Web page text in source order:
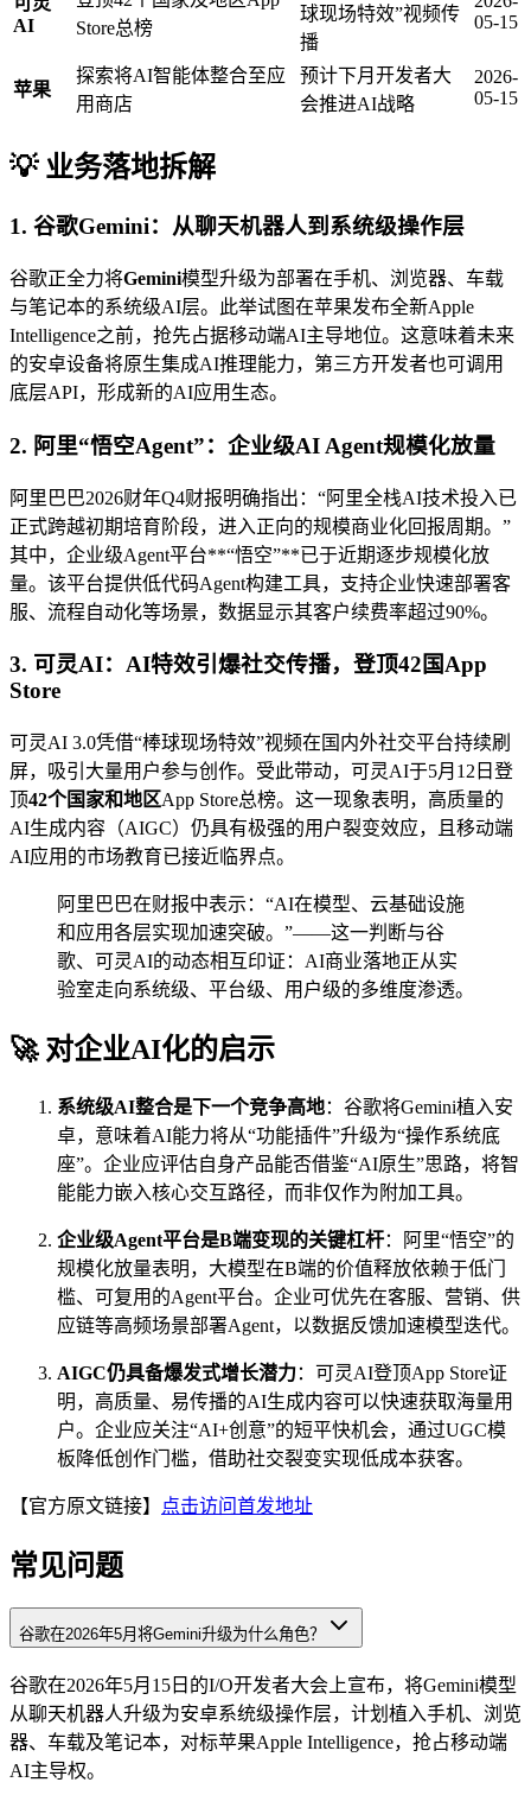
AI
Store总榜
球现场特效”视频传
播
05-15
苹果
探索将AI智能体整合至应
用商店
预计下月开发者大
会推进AI战略
2026-
05-15
💡 业务落地拆解
1. 谷歌Gemini：从聊天机器人到系统级操作层
谷歌正全力将Gemini模型升级为部署在手机、浏览器、车载
与笔记本的系统级AI层。此举试图在苹果发布全新Apple
Intelligence之前，抢先占据移动端AI主导地位。这意味着未来
的安卓设备将原生集成AI推理能力，第三方开发者也可调用
底层API，形成新的AI应用生态。
2. 阿里“悟空Agent”：企业级AI Agent规模化放量
阿里巴巴2026财年Q4财报明确指出：“阿里全栈AI技术投入已
正式跨越初期培育阶段，进入正向的规模商业化回报周期。”
其中，企业级Agent平台**“悟空”**已于近期逐步规模化放
量。该平台提供低代码Agent构建工具，支持企业快速部署客
服、流程自动化等场景，数据显示其客户续费率超过90%。
3. 可灵AI：AI特效引爆社交传播，登顶42国App
Store
可灵AI 3.0凭借“棒球现场特效”视频在国内外社交平台持续刷
屏，吸引大量用户参与创作。受此带动，可灵AI于5月12日登
顶42个国家和地区App Store总榜。这一现象表明，高质量的
AI生成内容（AIGC）仍具有极强的用户裂变效应，且移动端
AI应用的市场教育已接近临界点。
阿里巴巴在财报中表示：“AI在模型、云基础设施
和应用各层实现加速突破。”——这一判断与谷
歌、可灵AI的动态相互印证：AI商业落地正从实
验室走向系统级、平台级、用户级的多维度渗透。
🚀 对企业AI化的启示
系统级AI整合是下一个竞争高地：谷歌将Gemini植入安
卓，意味着AI能力将从“功能插件”升级为“操作系统底
座”。企业应评估自身产品能否借鉴“AI原生”思路，将智
能能力嵌入核心交互路径，而非仅作为附加工具。
企业级Agent平台是B端变现的关键杠杆：阿里“悟空”的
规模化放量表明，大模型在B端的价值释放依赖于低门
槛、可复用的Agent平台。企业可优先在客服、营销、供
应链等高频场景部署Agent，以数据反馈加速模型迭代。
AIGC仍具备爆发式增长潜力：可灵AI登顶App Store证
明，高质量、易传播的AI生成内容可以快速获取海量用
户。企业应关注“AI+创意”的短平快机会，通过UGC模
板降低创作门槛，借助社交裂变实现低成本获客。
【官方原文链接】 点击访问首发地址
常见问题
谷歌在2026年5月将Gemini升级为什么角色？
谷歌在2026年5月15日的I/O开发者大会上宣布，将Gemini模型
从聊天机器人升级为安卓系统级操作层，计划植入手机、浏览
器、车载及笔记本，对标苹果Apple Intelligence，抢占移动端
AI主导权。